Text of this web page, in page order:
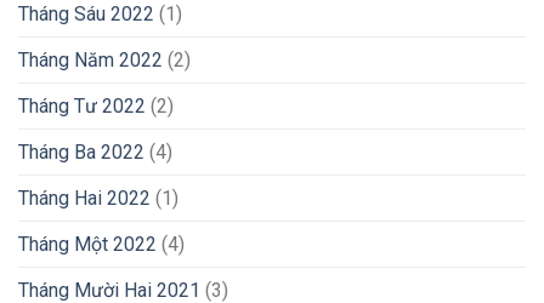
Tháng Sáu 2022 (1)
Tháng Năm 2022 (2)
Tháng Tư 2022 (2)
Tháng Ba 2022 (4)
Tháng Hai 2022 (1)
Tháng Một 2022 (4)
Tháng Mười Hai 2021 (3)